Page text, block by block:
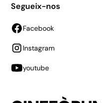
Segueix-nos
Facebook
Instagram
youtube